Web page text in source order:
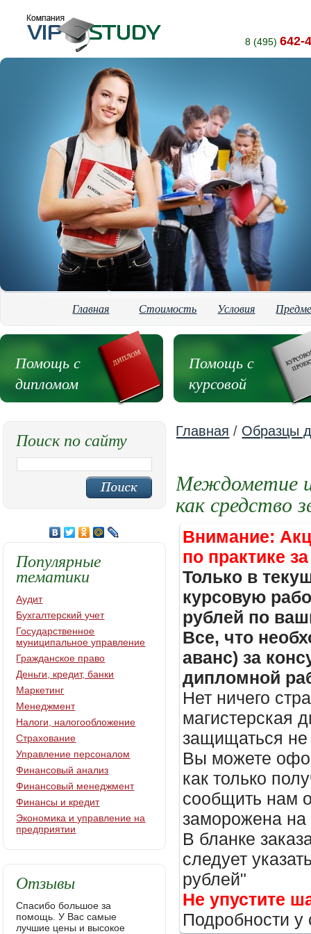
8 (495) 642-
Главная Стоимость Условия
Помощь с
дипломом
Помощь с
курсовой
Главная / Образцы
Междометие и
как средство
Внимание:
по практике
Только в
курсовую
рублей по
Все, что
аванс) за
дипломной
Нет ничего
магистерская
защищаться не
Вы можете
как только
сообщить нам
заморожена
В бланке
следует
рублей"
Не упустите
Подробности
Поиск по сайту
Популярные
тематики
Аудит
Бухгалтерский учет
Государственное
муниципальное управление
Гражданское право
Деньги, кредит, банки
Маркетинг
Менеджмент
Налоги, налогообложение
Страхование
Управление персоналом
Финансовый анализ
Финансовый менеджмент
Финансы и кредит
Экономика и управление на
предприятии
Отзывы
Спасибо большое за
помощь. У Вас самые
лучшие цены и высокое